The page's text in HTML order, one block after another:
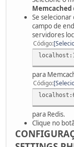
Memcached
Se selecionar
campo de
servidores
Código
para
Código
para Redis.
Clique no